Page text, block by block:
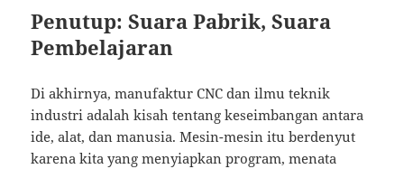
Penutup: Suara Pabrik, Suara
Pembelajaran
Di akhirnya, manufaktur CNC dan ilmu teknik
industri adalah kisah tentang keseimbangan antara
ide, alat, dan manusia. Mesin-mesin itu berdenyut
karena kita yang menyiapkan program, menata